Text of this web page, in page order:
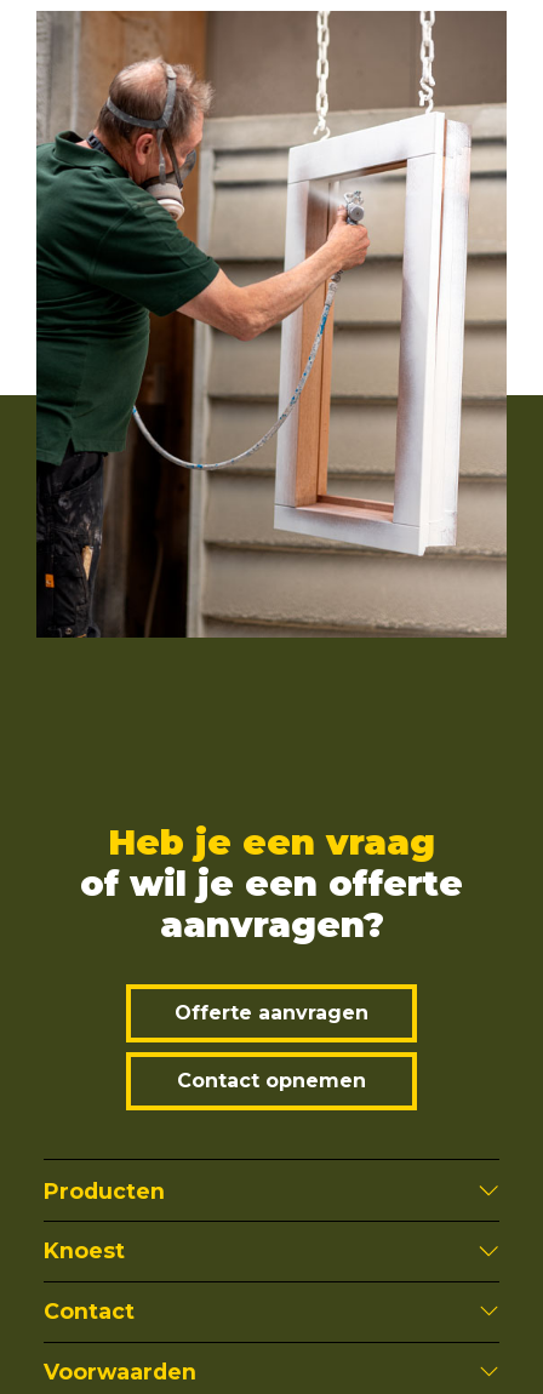
Heb je een vraag
of wil je een offerte
aanvragen?
Offerte aanvragen
Contact opnemen
Producten
Knoest
Contact
Voorwaarden